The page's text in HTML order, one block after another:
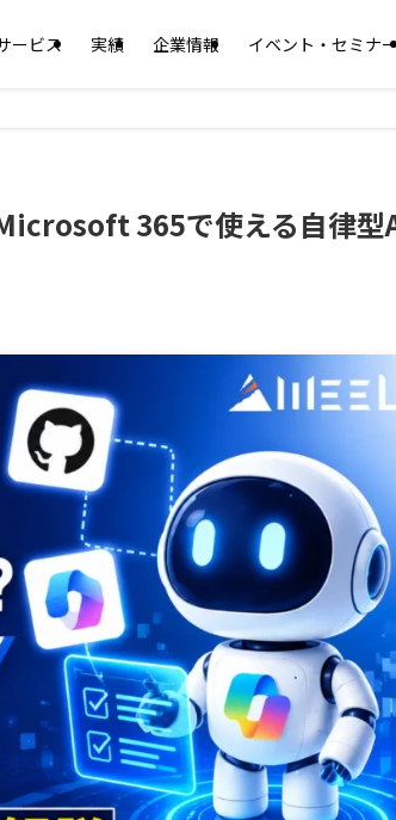
ービス 実績 企業情報 イベント・セミナ
365で使える自律型